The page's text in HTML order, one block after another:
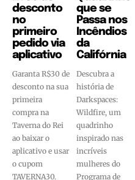
desconto
no
primeiro
pedido via
aplicativo
Garanta R$30 de
desconto na sua
primeira
compra na
Taverna do Rei
ao baixar o
aplicativo e usar
o cupom
TAVERNA30.
que se
Passa nos
Incêndios
da
Califórnia
Descubra a
história de
Darkspaces:
Wildfire, um
quadrinho
inspirado nas
incríveis
mulheres do
Programa de